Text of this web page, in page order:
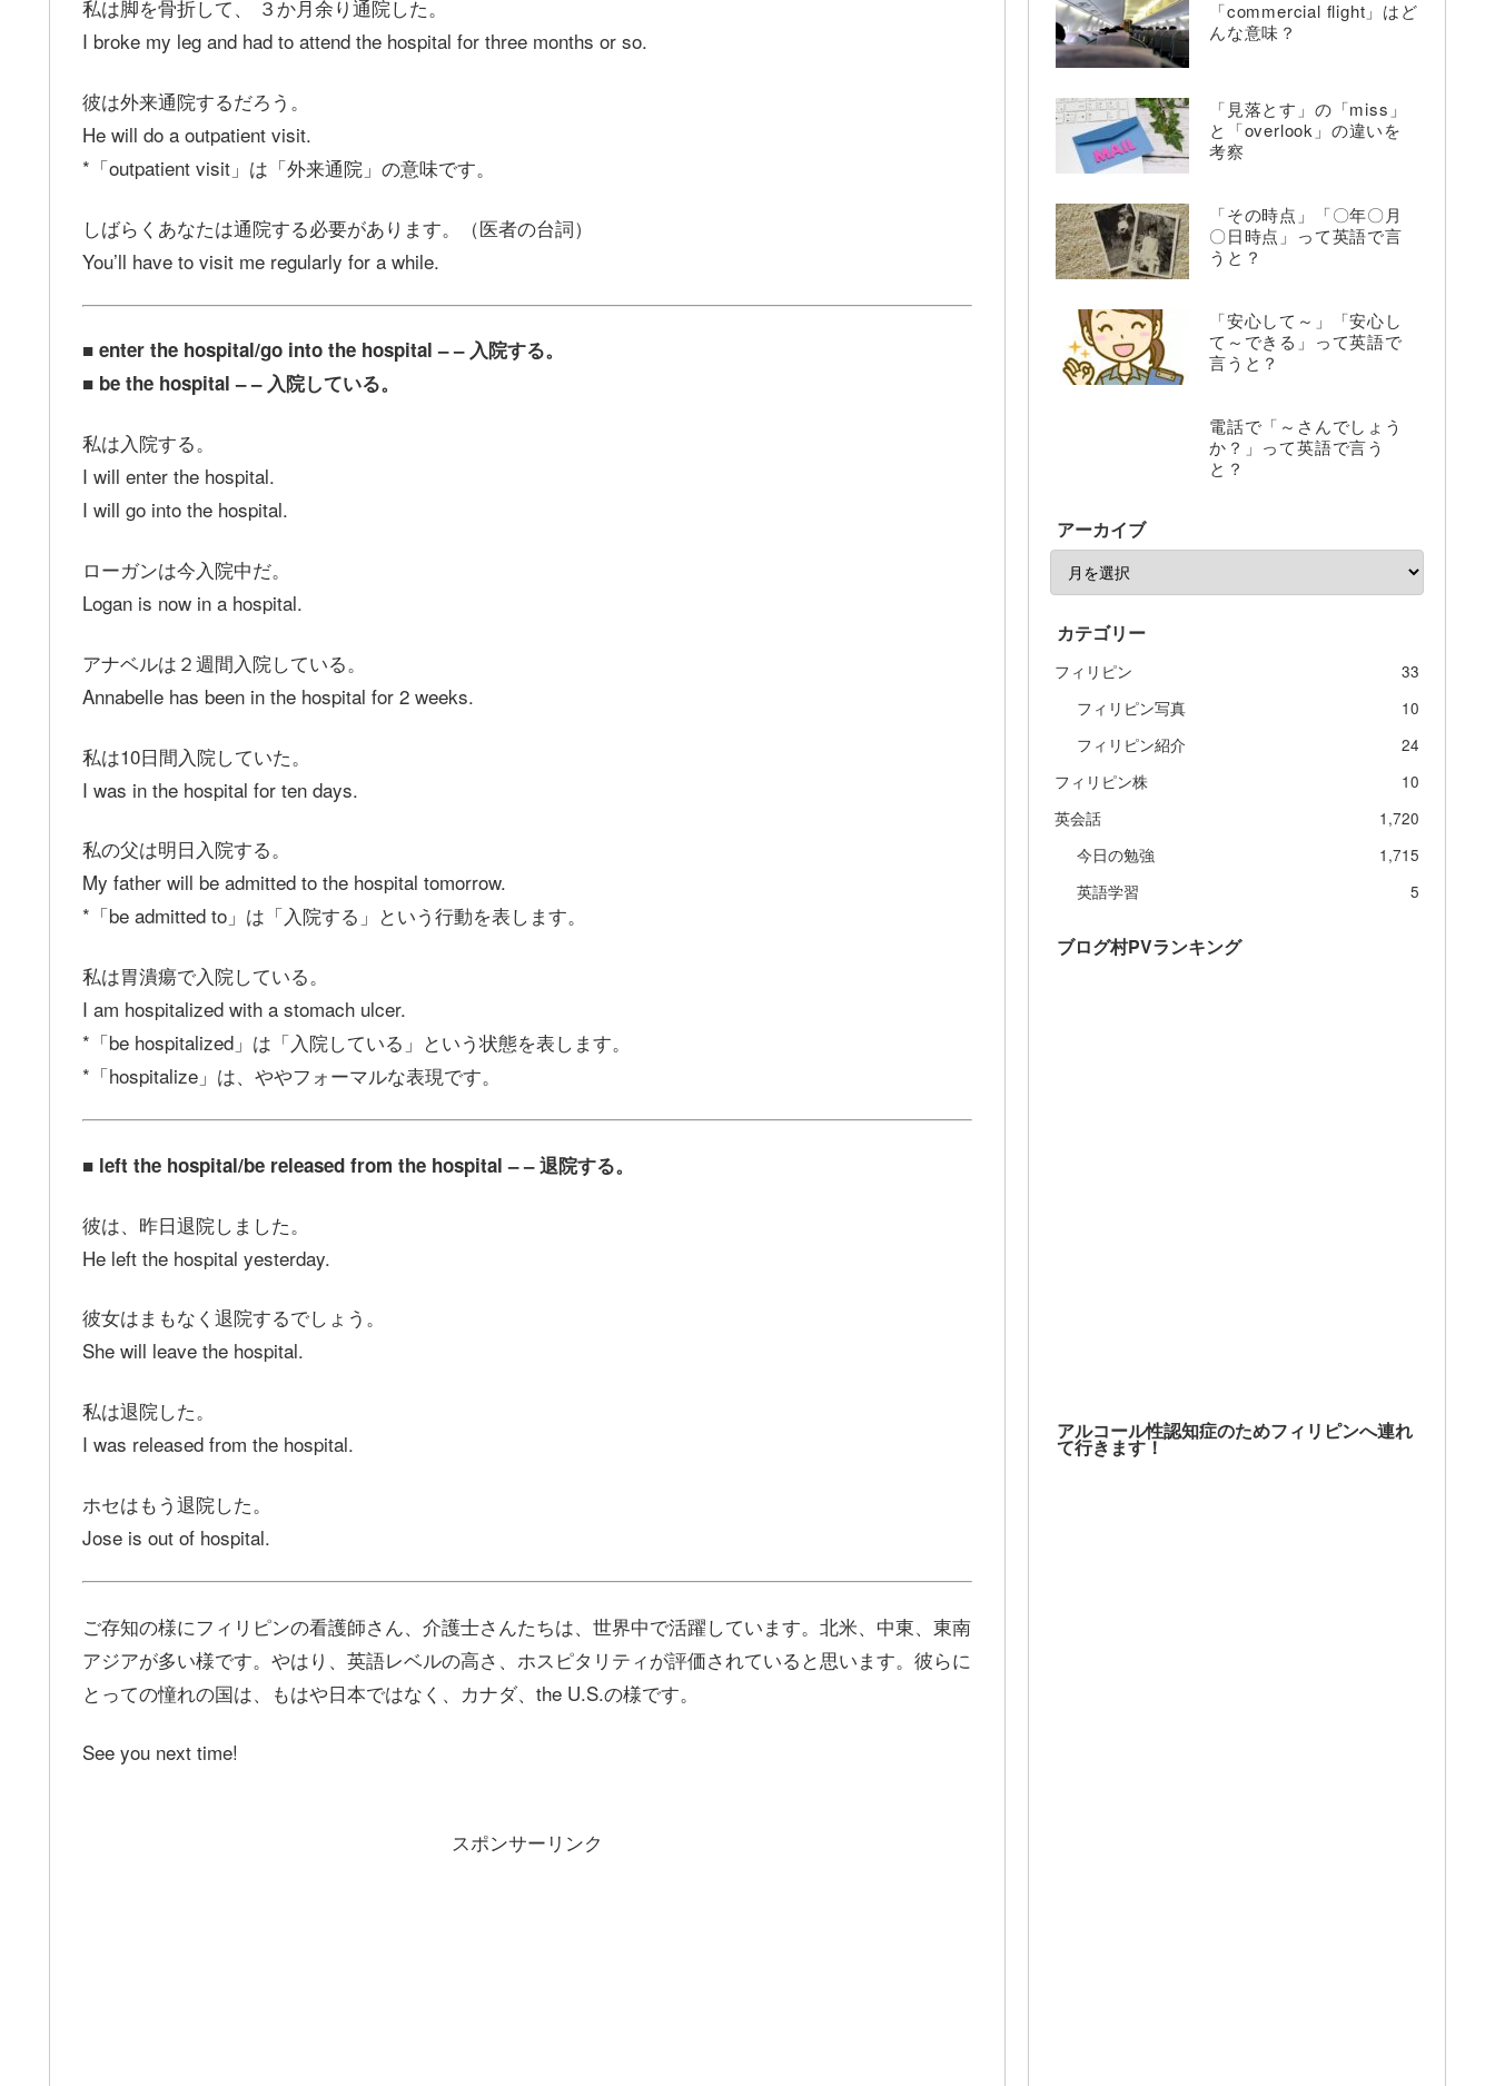
私は脚を骨折して、 ３か月余り通院した。
I broke my leg and had to attend the hospital for three months or so.
彼は外来通院するだろう。
He will do a outpatient visit.
*「outpatient visit」は「外来通院」の意味です。
しばらくあなたは通院する必要があります。（医者の台詞）
You’ll have to visit me regularly for a while.
■ enter the hospital/go into the hospital – – 入院する。
■ be the hospital – – 入院している。
私は入院する。
I will enter the hospital.
I will go into the hospital.
ローガンは今入院中だ。
Logan is now in a hospital.
アナベルは２週間入院している。
Annabelle has been in the hospital for 2 weeks.
私は10日間入院していた。
I was in the hospital for ten days.
私の父は明日入院する。
My father will be admitted to the hospital tomorrow.
*「be admitted to」は「入院する」という行動を表します。
私は胃潰瘍で入院している。
I am hospitalized with a stomach ulcer.
*「be hospitalized」は「入院している」という状態を表します。
*「hospitalize」は、ややフォーマルな表現です。
■ left the hospital/be released from the hospital – – 退院する。
彼は、昨日退院しました。
He left the hospital yesterday.
彼女はまもなく退院するでしょう。
She will leave the hospital.
私は退院した。
I was released from the hospital.
ホセはもう退院した。
Jose is out of hospital.
ご存知の様にフィリピンの看護師さん、介護士さんたちは、世界中で活躍しています。北米、中東、東南
アジアが多い様です。やはり、英語レベルの高さ、ホスピタリティが評価されていると思います。彼らに
とっての憧れの国は、もはや日本ではなく、カナダ、the U.S.の様です。
See you next time!
スポンサーリンク
「commercial flight」はど
んな意味？
「見落とす」の「miss」
と「overlook」の違いを
考察
「その時点」「〇年〇月
〇日時点」って英語で言
うと？
「安心して～」「安心し
て～できる」って英語で
言うと？
電話で「～さんでしょう
か？」って英語で言う
と？
アーカイブ
カテゴリー
フィリピン
33
フィリピン写真
10
フィリピン紹介
24
フィリピン株
10
英会話
1,720
今日の勉強
1,715
英語学習
5
ブログ村PVランキング
アルコール性認知症のためフィリピンへ連れ
て行きます！